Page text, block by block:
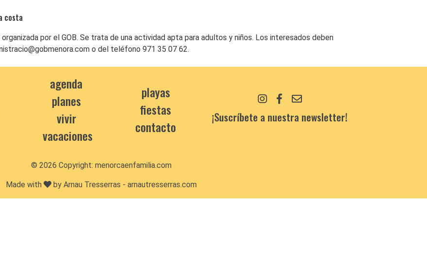
costa
por el GOB. Se trata de una actividad apta para adultos y niños. Los interesados deben
o del teléfono 971 35 07 62.
agenda
planes
vivir
vacaciones
playas
fiestas
contacto
¡Suscríbete a nuestra newsletter!
© 2026 Copyright: menorcaenfamilia.com
Made with by Arnau Tresserras - arnautresserras.com